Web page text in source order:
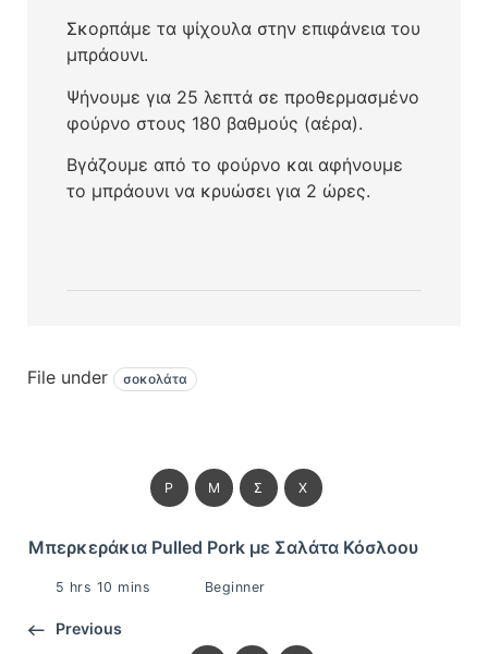
Σκορπάμε τα ψίχουλα στην επιφάνεια του
μπράουνι.
Ψήνουμε για 25 λεπτά σε προθερμασμένο
φούρνο στους 180 βαθμούς (αέρα).
Βγάζουμε από το φούρνο και αφήνουμε
το μπράουνι να κρυώσει για 2 ώρες.
File under σοκολάτα
P Μ Σ Χ
Mπερκεράκια Pulled Pork με Σαλάτα Κόσλοου
5 hrs 10 mins Beginner
Previous